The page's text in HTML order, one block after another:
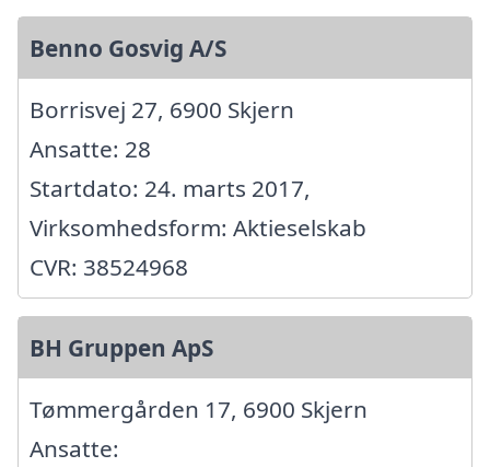
Benno Gosvig A/S
Borrisvej 27, 6900 Skjern
Ansatte: 28
Startdato: 24. marts 2017,
Virksomhedsform: Aktieselskab
CVR: 38524968
BH Gruppen ApS
Tømmergården 17, 6900 Skjern
Ansatte: